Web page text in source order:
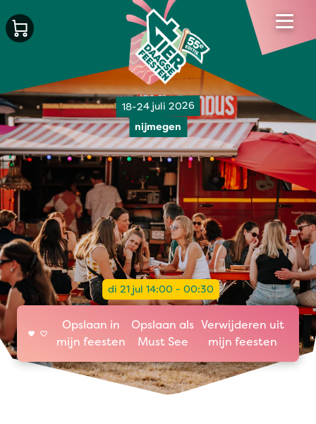
18-24 juli 2026
nijmegen
di 21 jul 14:00 - 00:30
Opslaan in
mijn feesten
Opslaan als
Must See
Verwijderen uit
mijn feesten